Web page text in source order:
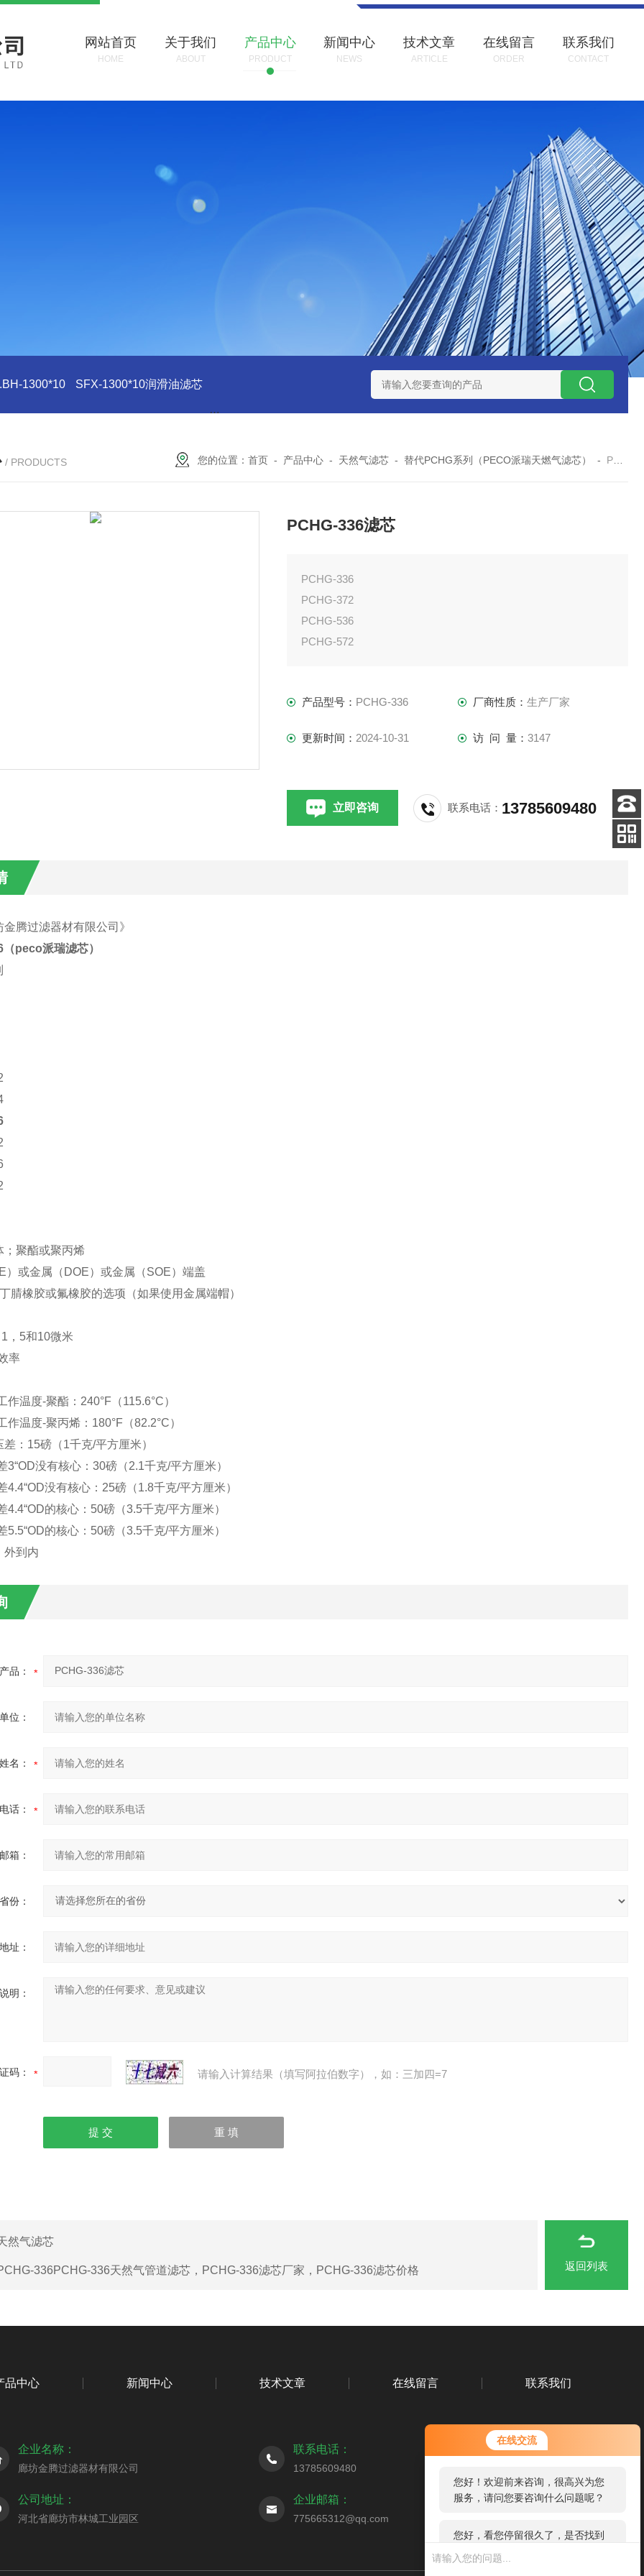
在线交流
您好！欢迎前来咨询，很高兴为您
服务，请问您要咨询什么问题呢？
您好，看您停留很久了，是否找到
了需求产品，您可以直接在线与我
网站首页
HOME
关于我们
ABOUT
产品中心
PRODUCT
新闻中心
NEWS
技术文章
ARTICLE
在线留言
ORDER
联系我们
CONTACT
1300*10 SFX-1300*10润滑油滤芯 300373润滑油滤芯 300373英德诺曼液压油滤芯
/ PRODUCTS 您的位置：首页 - 产品中心 - 天然气滤芯 - 替代PCHG系列（PECO派瑞天燃气滤芯） - PCHG-336PCHG-336滤芯
PCHG-336滤芯
PCHG-336
PCHG-372
PCHG-536
PCHG-572
材料
桃深度媒体；聚酯或聚丙烯
积分（DOE）或金属（DOE）或金属（SOE）端盖
产品型号： PCHG-336 厂商性质： 生产厂家
更新时间： 2024-10-31 访 问 量： 3147
立即咨询 联系电话： 13785609480
金腾过滤器材有限公司》
peco派瑞滤芯）
；聚酯或聚丙烯
）或金属（DOE）或金属（SOE）端盖
腈橡胶或氟橡胶的选项（如果使用金属端帽）
，5和10微米
率
作温度-聚酯：240°F（115.6°C）
作温度-聚丙烯：180°F（82.2°C）
：15磅（1千克/平方厘米）
3“OD没有核心：30磅（2.1千克/平方厘米）
4.4“OD没有核心：25磅（1.8千克/平方厘米）
4.4“OD的核心：50磅（3.5千克/平方厘米）
5.5“OD的核心：50磅（3.5千克/平方厘米）
外到内
产品：
位：
名：
话：
箱：
省份：
址：
明：
码： 请输入计算结果（填写阿拉伯数字），如：三加四=7
然气滤芯
336PCHG-336天然气管道滤芯，PCHG-336滤芯厂家，PCHG-336滤芯价格 返回列表
品中心 新闻中心 技术文章 在线留言 联系我们
企业名称：
廊坊金腾过滤器材有限公司
联系电话：
13785609480
公司地址：
河北省廊坊市林城工业园区
企业邮箱：
775665312@qq.com
客服
电话